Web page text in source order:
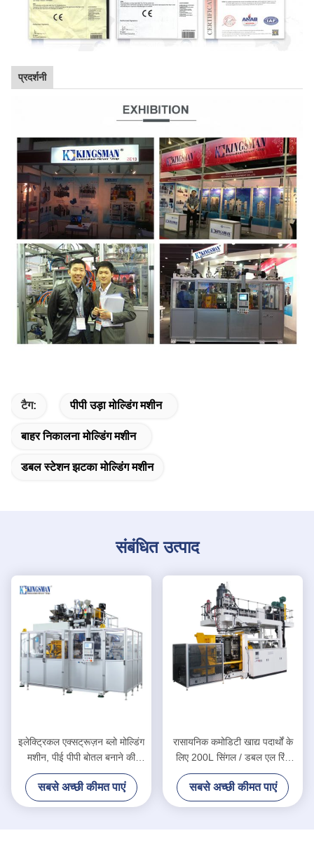
प्रदर्शनी
टैग: पीपी उड़ा मोल्डिंग मशीन
बाहर निकालना मोल्डिंग मशीन
डबल स्टेशन झटका मोल्डिंग मशीन
संबंधित उत्पाद
इलेक्ट्रिकल एक्सट्रूज़न ब्लो मोल्डिंग
मशीन, पीई पीपी बोतल बनाने की
मशीन
सबसे अच्छी कीमत पाएं
रासायनिक कमोडिटी खाद्य पदार्थों के
लिए 200L सिंगल / डबल एल रिंग
प्लास्टिक ड्रम ब्लो मोल्डिंग मशीन
सबसे अच्छी कीमत पाएं